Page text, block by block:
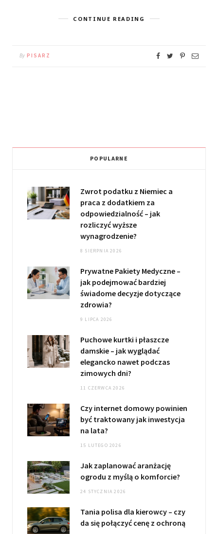
CONTINUE READING
By PISARZ
POPULARNE
Zwrot podatku z Niemiec a
praca z dodatkiem za
odpowiedzialność – jak
rozliczyć wyższe
wynagrodzenie?
8 SIERPNIA 2026
Prywatne Pakiety Medyczne –
jak podejmować bardziej
świadome decyzje dotyczące
zdrowia?
9 LIPCA 2026
Puchowe kurtki i płaszcze
damskie – jak wyglądać
elegancko nawet podczas
zimowych dni?
11 CZERWCA 2026
Czy internet domowy powinien
być traktowany jak inwestycja
na lata?
15 LUTEGO 2026
Jak zaplanować aranżację
ogrodu z myślą o komforcie?
24 STYCZNIA 2026
Tania polisa dla kierowcy – czy
da się połączyć cenę z ochroną